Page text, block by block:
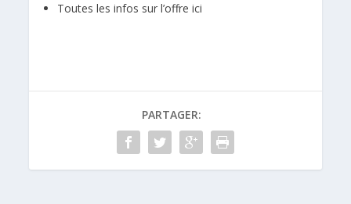
Toutes les infos sur l’offre ici
PARTAGER: